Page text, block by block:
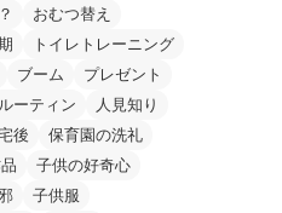
おむつ替え
トイレトレーニング
ブーム
プレゼント
ルーティン
人見知り
後
保育園の洗礼
子供の好奇心
子供服